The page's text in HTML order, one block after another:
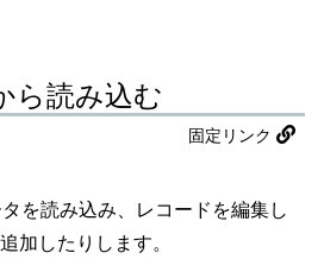
ら読み込む
固定リンク
を読み込み、レコードを編集し
加したりします。